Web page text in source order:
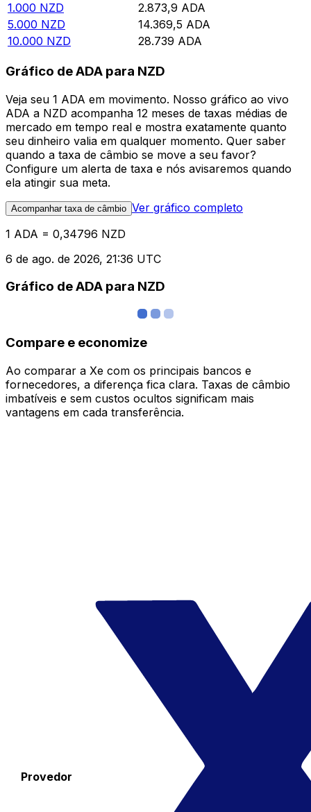
1.000 NZD 2.873,9 ADA
5.000 NZD 14.369,5 ADA
10.000 NZD 28.739 ADA
Gráfico de ADA para NZD
Veja seu 1 ADA em movimento. Nosso gráfico ao vivo
ADA a NZD acompanha 12 meses de taxas médias de
mercado em tempo real e mostra exatamente quanto
seu dinheiro valia em qualquer momento. Quer saber
quando a taxa de câmbio se move a seu favor?
Configure um alerta de taxa e nós avisaremos quando
ela atingir sua meta.
Acompanhar taxa de câmbio Ver gráfico completo
1 ADA = 0,34796 NZD
6 de ago. de 2026, 21:36 UTC
Gráfico de ADA para NZD
Compare e economize
Ao comparar a Xe com os principais bancos e
fornecedores, a diferença fica clara. Taxas de câmbio
imbatíveis e sem custos ocultos significam mais
vantagens em cada transferência.
Provedor